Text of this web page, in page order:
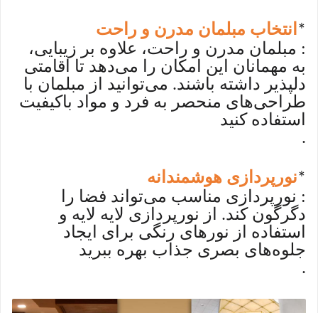
* انتخاب مبلمان مدرن و راحت
: مبلمان مدرن و راحت، علاوه بر زیبایی،
به مهمانان این امکان را می‌دهد تا اقامتی
دلپذیر داشته باشند. می‌توانید از مبلمان با
طراحی‌های منحصر به فرد و مواد باکیفیت
استفاده کنید
.
*نورپردازی هوشمندانه
: نورپردازی مناسب می‌تواند فضا را
دگرگون کند. از نورپردازی لایه لایه و
استفاده از نورهای رنگی برای ایجاد
جلوه‌های بصری جذاب بهره ببرید
.